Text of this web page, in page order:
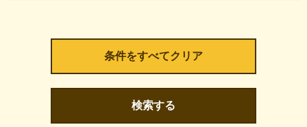
検索する